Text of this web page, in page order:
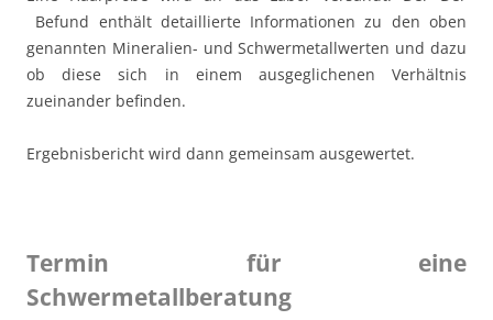
Befund enthält detaillierte Informationen zu den oben
genannten Mineralien- und Schwermetallwerten und dazu
ob diese sich in einem ausgeglichenen Verhältnis
zueinander befinden.
Ergebnisbericht wird dann gemeinsam ausgewertet.
Termin für eine
Schwermetallberatung